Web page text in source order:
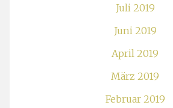
Juli 2019
Juni 2019
April 2019
März 2019
Februar 2019